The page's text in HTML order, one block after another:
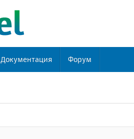
Документация Форум